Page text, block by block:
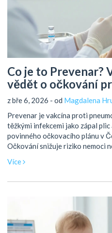
Co je to Prevenar?
vědět o očkování
z bře 6, 2026 - od Magdalena
Prevenar je vakcína proti
těžkými infekcemi jako zápal
povinného očkovacího plánu v
Očkování snižuje riziko nemoci
Více